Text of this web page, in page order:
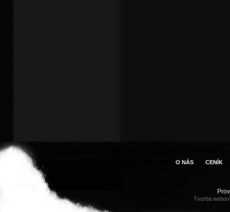
O NÁS CENÍK
Tvorba